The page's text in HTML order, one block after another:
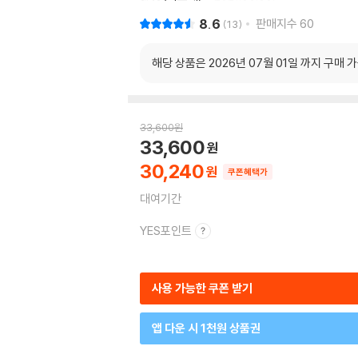
8.6 13 판매지수 60
해당 상품은 2026년 07월 01일 까지 구매
33,600원
30,240
33,600
쿠폰혜택가
대여기간
YES포인트
사용 가능한 쿠폰 받기
앱 다운 시 1천원 상품권